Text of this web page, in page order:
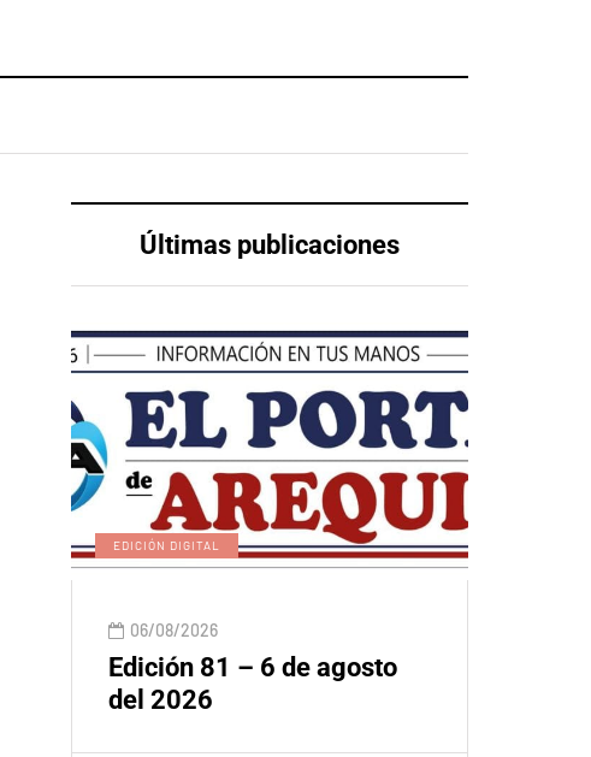
Últimas publicaciones
EDICIÓN DIGITAL
06/08/2026
Edición 81 – 6 de agosto
del 2026